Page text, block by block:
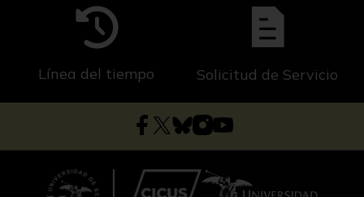
Línea del tiempo Solicitud de Servicio